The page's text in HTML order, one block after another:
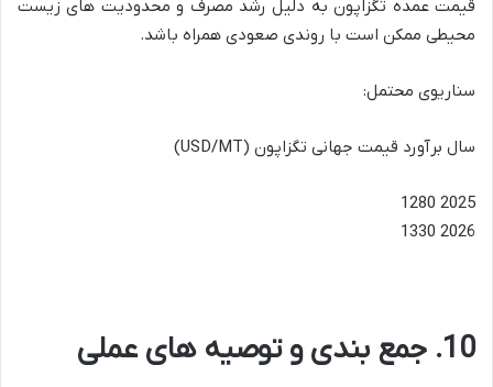
قیمت عمده تگزاپون به دلیل رشد مصرف و محدودیت های زیست
محیطی ممکن است با روندی صعودی همراه باشد.
سناریوی محتمل:
سال برآورد قیمت جهانی تگزاپون (USD/MT)
2025 1280
2026 1330
10. جمع بندی و توصیه های عملی